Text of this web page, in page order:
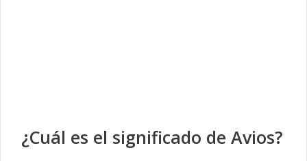
¿Cuál es el significado de Avios?